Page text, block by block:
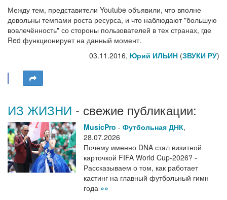
Между тем, представители Youtube объявили, что вполне
довольны темпами роста ресурса, и что наблюдают "большую
вовлечённость" со стороны пользователей в тех странах, где
Red функционирует на данный момент.
03.11.2016, Юрий ИЛЬИН (ЗВУКИ РУ)
ИЗ ЖИЗНИ - свежие публикации:
MusicPro - Футбольная ДНК,
28.07.2026
Почему именно DNA стал визитной
карточкой FIFA World Cup-2026? -
Рассказываем о том, как работает
кастинг на главный футбольный гимн
года »»